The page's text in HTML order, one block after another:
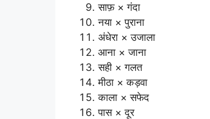
साफ़ × गंदा
नया × पुराना
अंधेरा × उजाला
आना × जाना
सही × गलत
मीठा × कड़वा
काला × सफेद
पास × दूर